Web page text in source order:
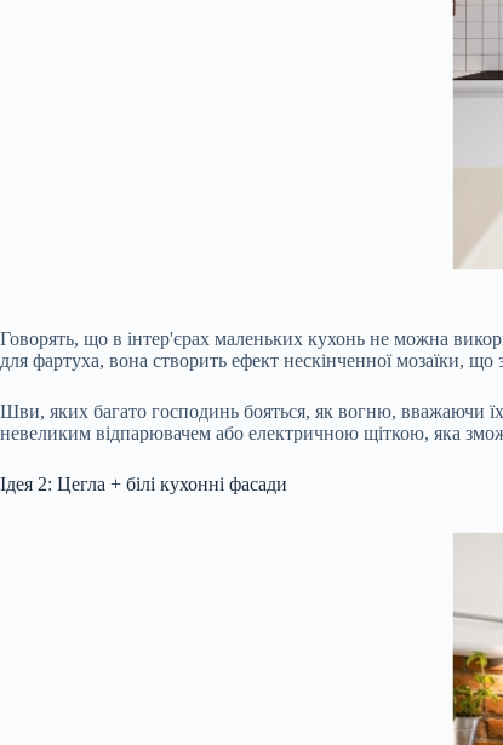
Говорять, що в інтер'єрах маленьких кухонь не можна
для фартуха, вона створить ефект нескінченної мозаїки, що
Шви, яких багато господинь бояться, як вогню, вважаючи
невеликим відпарювачем або електричною щіткою, яка
Ідея 2: Цегла + білі кухонні фасади